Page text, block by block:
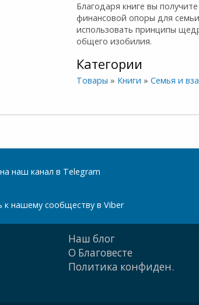
Благодаря книге вы
финансовой опоры для
использовать принципы
общего изобилия.
Категории
Товары » Книги »Семья и
наш канал в Telegram
к нашему сообществу в Viber
Наш блог
О Благовесте
Политика конфиден.